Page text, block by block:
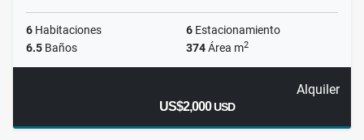
6 Habitaciones 6 Estacionamiento
6.5 Baños 374Área m2
Alquiler
US$2,000USD